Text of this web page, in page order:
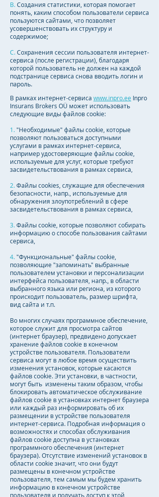
B.Создания статистики, которая помогает
понять, каким способом пользователи сервиса
пользуются сайтами, что позволяет
усовершенствовать их структуру и
содержимое;
C.Сохранения сессии пользователя интернет-
сервиса (после регистрации), благодаря
которой пользователь не должен на каждой
подстранице сервиса снова вводить логин и
пароль.
В рамках интернет-сервиса www.inpro.ee Inpro
Insurans Brokers OÜ может использовать
следующие виды файлов cookie:
1."Необходимые" файлы cookie, которые
позволяют пользоваться доступными
услугами в рамках интернет-сервиса,
например удостоверяющие файлы cookie,
используемые для услуг, которые требуют
засвидетельствования в рамках сервиса,
2.Файлы cookies, служащие для обеспечения
безопасности, напр., используемые для
обнаружения злоупотреблений в сфере
засвидетельствования в рамках сервиса,
3.Файлы cookie, которые позволяют собирать
информацию о способе пользования сайтами
сервиса,
4."Функциональные" файлы cookie,
позволяющие "запоминать" выбранные
пользователем установки и персонализации
интерфейса пользователя, напр., в области
выбранного языка или региона, из которого
происходит пользователь, размер шрифта,
вид сайта и т.п.
Во многих случаях программное обеспечение,
которое служит для просмотра сайтов
(интернет браузер), предвидено допускает
хранение файлов cookie в конечном
устройстве пользователя. Пользователи
сервиса могут в любое время осуществить
изменения установок, которые касаются
файлов cookie. Эти установки, в частности,
могут быть изменены таким образом, чтобы
блокировать автоматическое обслуживание
файлов cookie в установках интернет браузера
или каждый раз информировать об их
размещении в устройстве пользователя
интернет-сервиса. Подробная информация о
возможностях и способах обслуживания
файлов cookie доступна в установках
программного обеспечения (интернет
браузера). Отсутствие изменений установок в
области cookie значит, что они будут
размещены в конечном устройстве
пользователя, тем самым мы будем хранить
информацию в конечном устройстве
пользователя и получать доступ к этой